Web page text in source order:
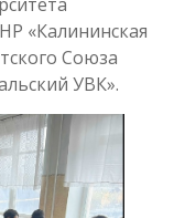
«Калининская
Союза
УВК».